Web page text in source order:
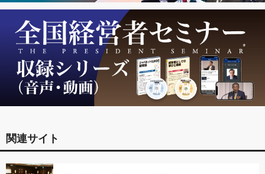
関連サイト